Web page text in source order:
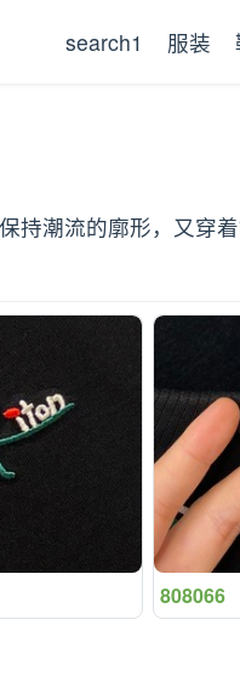
search1 服装
持潮流的廓形，又穿
808066